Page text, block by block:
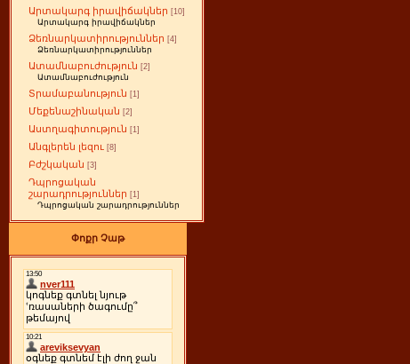
Արտակարգ իրավիճակներ [10]
Արտակարգ իրավիճակներ
Ձեռնարկատիրություններ [4]
Ձեռնարկատիրություններ
Ատամնաբուժություն [2]
Ատամնաբուժություն
Տրամաբանություն [1]
Մեքենաշինական [2]
Աստղագիտություն [1]
Անգլերեն լեզու [8]
Բժշկական [3]
Դպրոցական
շարադրություններ [1]
Դպրոցական շարադրություններ
Փոքր Չաթ